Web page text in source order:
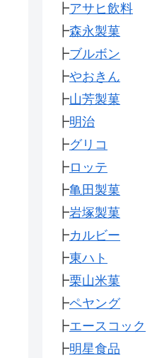
┣アサヒ飲料
┣森永製菓
┣ブルボン
┣やおきん
┣山芳製菓
┣明治
┣グリコ
┣ロッテ
┣亀田製菓
┣岩塚製菓
┣カルビー
┣東ハト
┣栗山米菓
┣ペヤング
┣エースコック
┣明星食品